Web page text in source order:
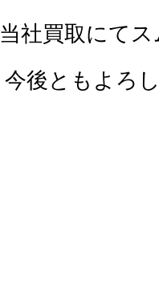
当社買取にて
今後ともよろ